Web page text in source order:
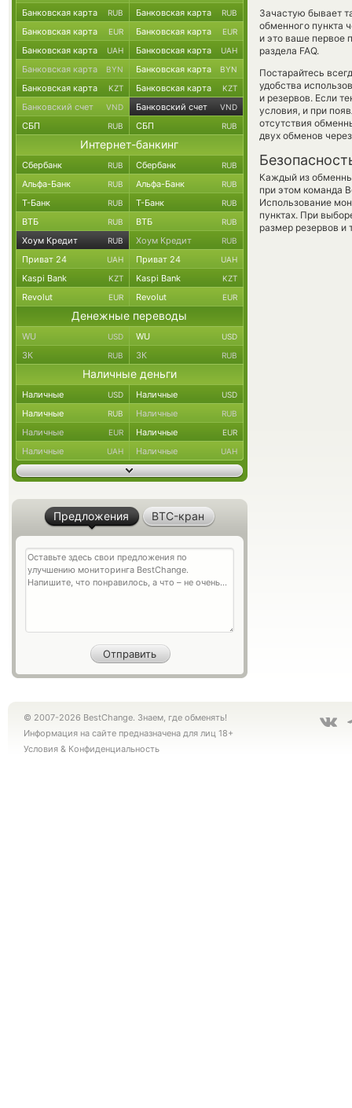
Зачастую бывает
обменного пункта
и это ваше первое
раздела FAQ.
Постарайтесь
удобства
и резервов. Если
условия, и при
отсутствия
двух обменов
Каждый из
при этом команда
Использование
пунктах. При
размер резервов и
Банковская карта RUB Банковская карта RUB
Банковская карта EUR Банковская карта EUR
Банковская карта UAH Банковская карта UAH
Банковская карта BYN Банковская карта BYN
Банковская карта KZT Банковская карта KZT
Банковский счет VND Банковский счет VND
СБП RUB СБП RUB
Интернет-банкинг
Сбербанк RUB Сбербанк RUB
Альфа-Банк RUB Альфа-Банк RUB
Т-Банк RUB Т-Банк RUB
ВТБ RUB ВТБ RUB
Хоум Кредит RUB Хоум Кредит RUB
Приват 24 UAH Приват 24 UAH
Kaspi Bank KZT Kaspi Bank KZT
Revolut EUR Revolut EUR
Денежные переводы
WU USD WU USD
ЗК RUB ЗК RUB
Наличные деньги
Наличные USD Наличные USD
Наличные RUB Наличные RUB
Наличные EUR Наличные EUR
Наличные UAH Наличные UAH
Предложения BTC-кран
© 2007-2026 BestChange. Знаем, где обменять!
Информация на сайте предназначена для лиц 18+
Условия & Конфиденциальность